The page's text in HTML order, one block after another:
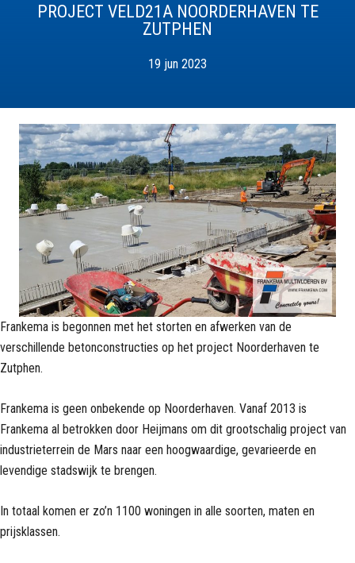
PROJECT VELD21A NOORDERHAVEN TE
ZUTPHEN
19 jun 2023
Frankema is begonnen met het storten en afwerken van de
verschillende betonconstructies op het project Noorderhaven te
Zutphen.
Frankema is geen onbekende op Noorderhaven. Vanaf 2013 is
Frankema al betrokken door Heijmans om dit grootschalig project van
industrieterrein de Mars naar een hoogwaardige, gevarieerde en
levendige stadswijk te brengen.
In totaal komen er zo’n 1100 woningen in alle soorten, maten en
prijsklassen.